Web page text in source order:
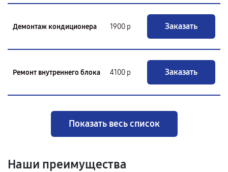
Демонтаж кондиционера 1900 р Заказать
Ремонт внутреннего блока 4100 р Заказать
Показать весь список
Наши преимущества